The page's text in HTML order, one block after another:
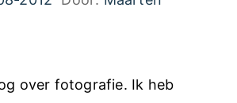
over fotografie. Ik heb